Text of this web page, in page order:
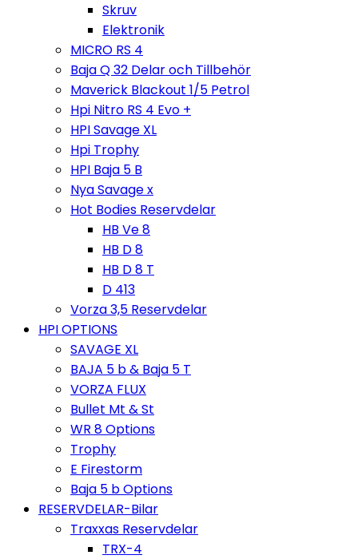
Skruv
Elektronik
MICRO RS 4
Baja Q 32 Delar och Tillbehör
Maverick Blackout 1/5 Petrol
Hpi Nitro RS 4 Evo +
HPI Savage XL
Hpi Trophy
HPI Baja 5 B
Nya Savage x
Hot Bodies Reservdelar
HB Ve 8
HB D 8
HB D 8 T
D 413
Vorza 3,5 Reservdelar
HPI OPTIONS
SAVAGE XL
BAJA 5 b & Baja 5 T
VORZA FLUX
Bullet Mt & St
WR 8 Options
Trophy
E Firestorm
Baja 5 b Options
RESERVDELAR-Bilar
Traxxas Reservdelar
TRX-4